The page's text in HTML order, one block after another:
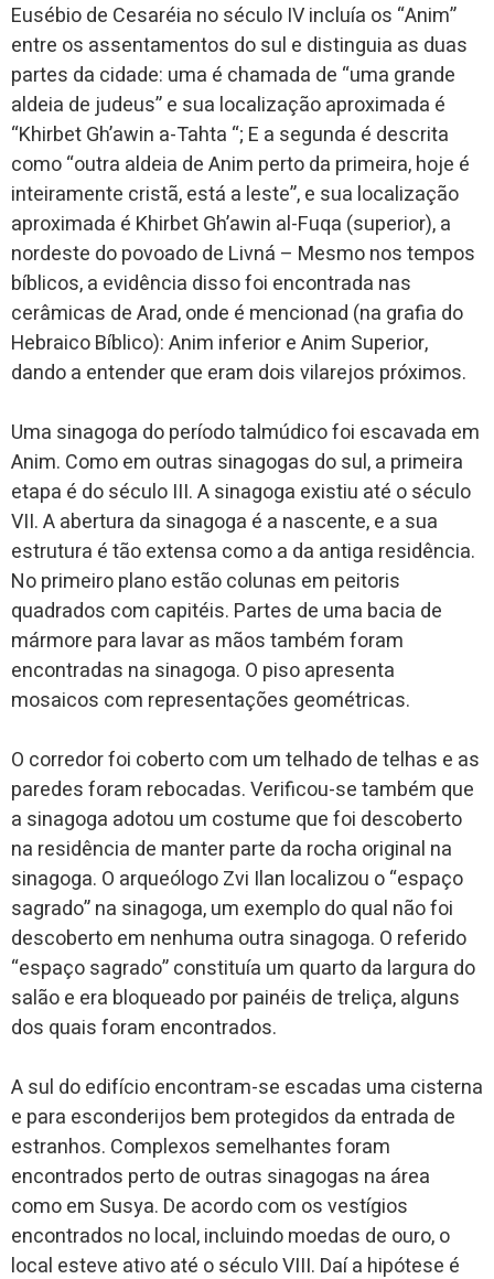
Eusébio de Cesaréia no século IV incluía os “Anim”
entre os assentamentos do sul e distinguia as duas
partes da cidade: uma é chamada de “uma grande
aldeia de judeus” e sua localização aproximada é
“Khirbet Gh’awin a-Tahta “; E a segunda é descrita
como “outra aldeia de Anim perto da primeira, hoje é
inteiramente cristã, está a leste”, e sua localização
aproximada é Khirbet Gh’awin al-Fuqa (superior), a
nordeste do povoado de Livná – Mesmo nos tempos
bíblicos, a evidência disso foi encontrada nas
cerâmicas de Arad, onde é mencionad (na grafia do
Hebraico Bíblico): Anim inferior e Anim Superior,
dando a entender que eram dois vilarejos próximos.
Uma sinagoga do período talmúdico foi escavada em
Anim. Como em outras sinagogas do sul, a primeira
etapa é do século III. A sinagoga existiu até o século
VII. A abertura da sinagoga é a nascente, e a sua
estrutura é tão extensa como a da antiga residência.
No primeiro plano estão colunas em peitoris
quadrados com capitéis. Partes de uma bacia de
mármore para lavar as mãos também foram
encontradas na sinagoga. O piso apresenta
mosaicos com representações geométricas.
O corredor foi coberto com um telhado de telhas e as
paredes foram rebocadas. Verificou-se também que
a sinagoga adotou um costume que foi descoberto
na residência de manter parte da rocha original na
sinagoga. O arqueólogo Zvi Ilan localizou o “espaço
sagrado” na sinagoga, um exemplo do qual não foi
descoberto em nenhuma outra sinagoga. O referido
“espaço sagrado” constituía um quarto da largura do
salão e era bloqueado por painéis de treliça, alguns
dos quais foram encontrados.
A sul do edifício encontram-se escadas uma cisterna
e para esconderijos bem protegidos da entrada de
estranhos. Complexos semelhantes foram
encontrados perto de outras sinagogas na área
como em Susya. De acordo com os vestígios
encontrados no local, incluindo moedas de ouro, o
local esteve ativo até o século VIII. Daí a hipótese é